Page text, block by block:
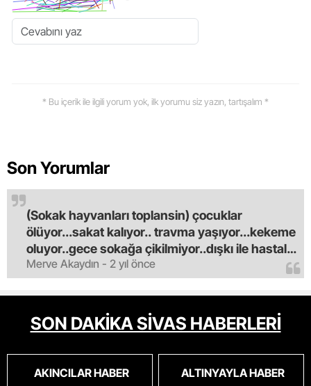
* Bu içerik ile ilgili yorum yok, ilk yorumu siz yazın, tartışalım *
Son Yorumlar
Merve Akaydın - 2 yıl önce
(Sokak hayvanları toplansin) çocuklar
ölüyor...sakat kalıyor.. travma yaşıyor...kekeme
oluyor..gece sokağa çikilmiyor..dışkı ile hastalık
saciyorlar.araba ve taksi olmadan eve
gldemiyoruz.artik bıktık.mama lobisinden para
alan tipler yüzünden bu vahşi hayvanlar
masum algısı yapılıyor.iki gün aç kalsa kendi
cinsini bile öldüren bu kopekler derhal
oldu.korkuyoruz.
SON DAKİKA SİVAS HABERLERİ
AKINCILAR HABER ALTINYAYLA HABER